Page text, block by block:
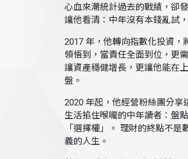
心血來潮統計過去的戰績，卻
讓他看清：中年沒有本錢亂試
2017 年，他轉向指數化投資
領悟到，當責任全面到位，更
讓資產穩健增長，更讓他能在
盤。
2020 年起，他經營粉絲團分
生活掐住喉嚨的中年讀者：盤
「選擇權」。 理財的終點不
義的人生。